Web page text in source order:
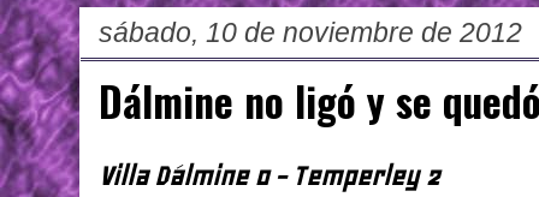
sábado, 10 de noviembre de 2012
Dálmine no ligó y se
Villa Dálmine 0 - Temperley 2